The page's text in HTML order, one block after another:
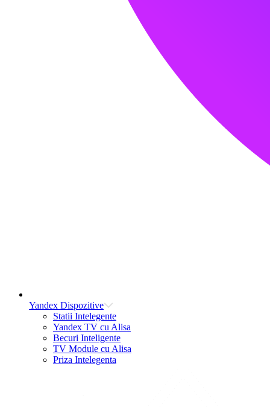
Yandex Dispozitive
Statii Intelegente
Yandex TV cu Alisa
Becuri Inteligente
TV Module cu Alisa
Priza Intelegenta